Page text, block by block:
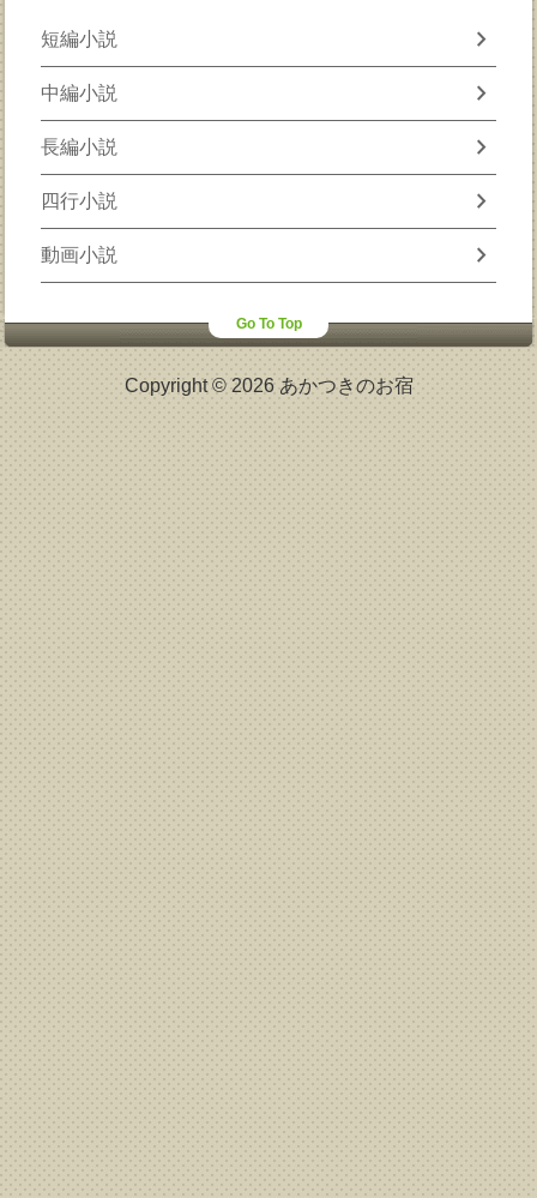
短編小説 chevron_right
中編小説 chevron_right
長編小説 chevron_right
四行小説 chevron_right
動画小説 chevron_right
Go To Top
Copyright © 2026 あかつきのお宿